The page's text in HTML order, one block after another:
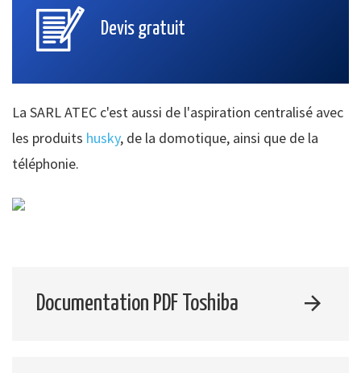
Devis gratuit
La SARL ATEC c'est aussi de l'aspiration centralisé avec
les produits husky, de la domotique, ainsi que de la
téléphonie.
Documentation PDF Toshiba